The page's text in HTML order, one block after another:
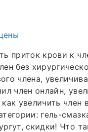
приток крови к
без
члена,
член онлайн,
увеличить член
гель-
скидки! Что